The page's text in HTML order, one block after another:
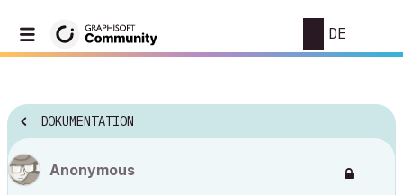
DE
DOKUMENTATION
Anonymous